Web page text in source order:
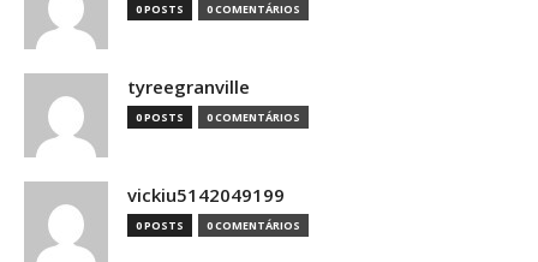
0 POSTS 0 COMENTÁRIOS
tyreegranville
0 POSTS 0 COMENTÁRIOS
vickiu5142049199
0 POSTS 0 COMENTÁRIOS